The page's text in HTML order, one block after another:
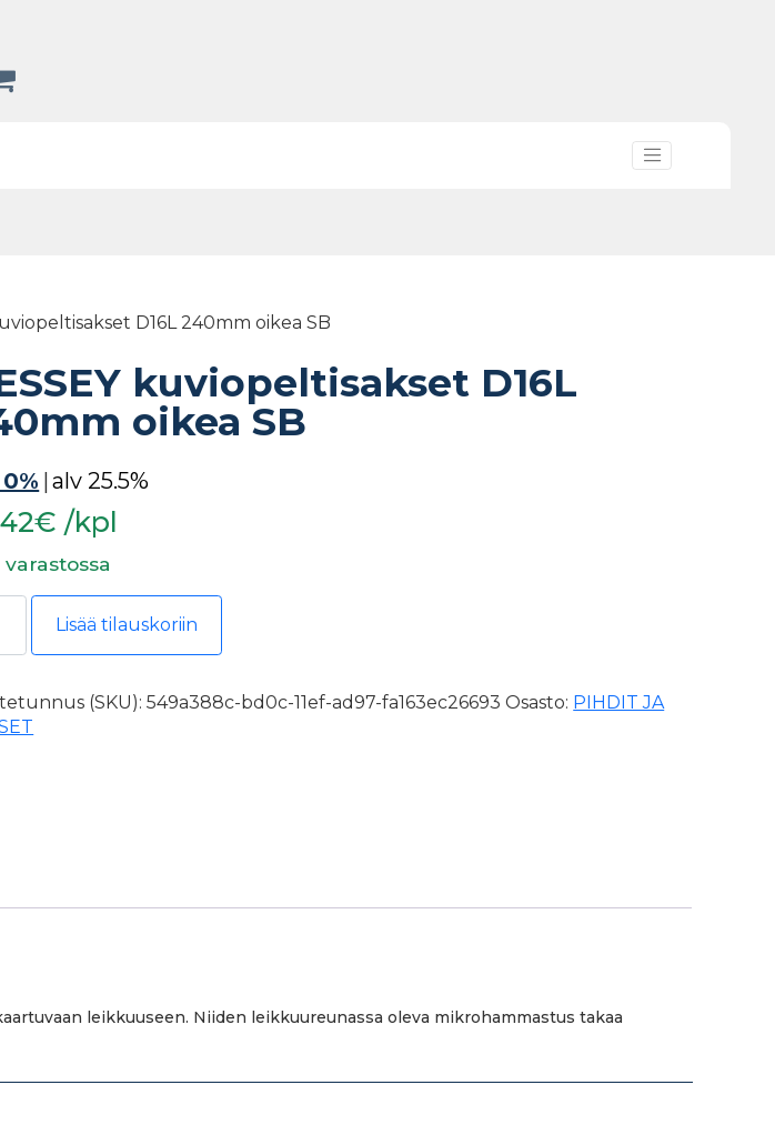
D16L 240mm oikea SB
kuviopeltisakset D16L
oikea SB
|alv 25.5%
/kpl
varastossa
kuviopeltisakset D16L 240mm oikea SB määrä
Lisää tilauskoriin
(SKU):549a388c-bd0c-11ef-ad97-fa163ec26693 Osasto: PIHDIT JA
leikkuuseen. Niiden leikkuureunassa oleva mikrohammastus takaa